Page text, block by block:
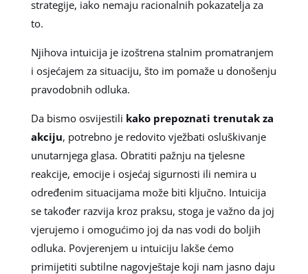
strategije, iako nemaju racionalnih pokazatelja za
to.
Njihova intuicija je izoštrena stalnim promatranjem
i osjećajem za situaciju, što im pomaže u donošenju
pravodobnih odluka.
Da bismo osvijestili kako prepoznati trenutak za
akciju, potrebno je redovito vježbati osluškivanje
unutarnjega glasa. Obratiti pažnju na tjelesne
reakcije, emocije i osjećaj sigurnosti ili nemira u
određenim situacijama može biti ključno. Intuicija
se također razvija kroz praksu, stoga je važno da joj
vjerujemo i omogućimo joj da nas vodi do boljih
odluka. Povjerenjem u intuiciju lakše ćemo
primijetiti subtilne nagovještaje koji nam jasno daju